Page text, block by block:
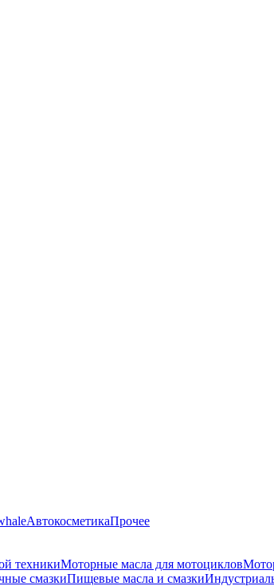
АвтокосметикаПрочее
техникиМоторные масла для мотоциклов
смазкиПищевые масла и смазки